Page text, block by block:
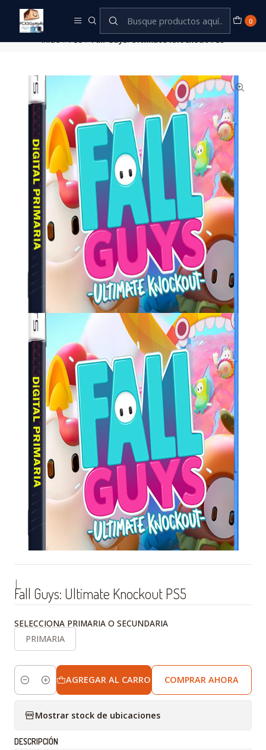
0
Inicio PS5 Fall Guys: Ultimate Knockout PS5
|
Fall Guys: Ultimate Knockout PS5
SELECCIONA PRIMARIA O SECUNDARIA
PRIMARIA
Cantidad
AGREGAR AL CARRO COMPRAR AHORA
Mostrar stock de ubicaciones
DESCRIPCIÓN